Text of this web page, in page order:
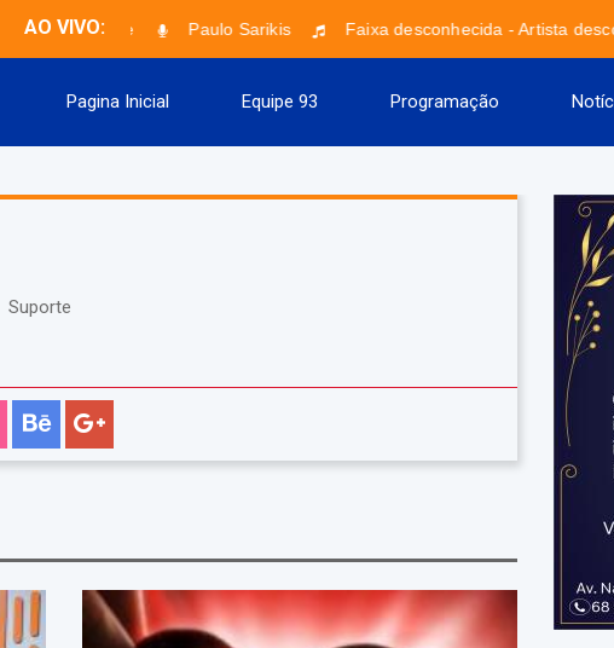
AO VIVO:
Evidence Paulo Sarikis Faixa desconhecida - Artista
Pagina Inicial Equipe 93 Programação
Suporte